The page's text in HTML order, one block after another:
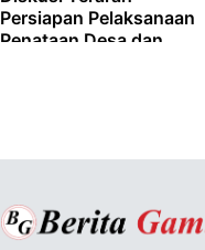
Persiapan Pelaksanaan
Penataan Desa dan